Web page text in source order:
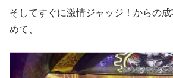
そしてすぐに激情ジャッジ！からの
めて、